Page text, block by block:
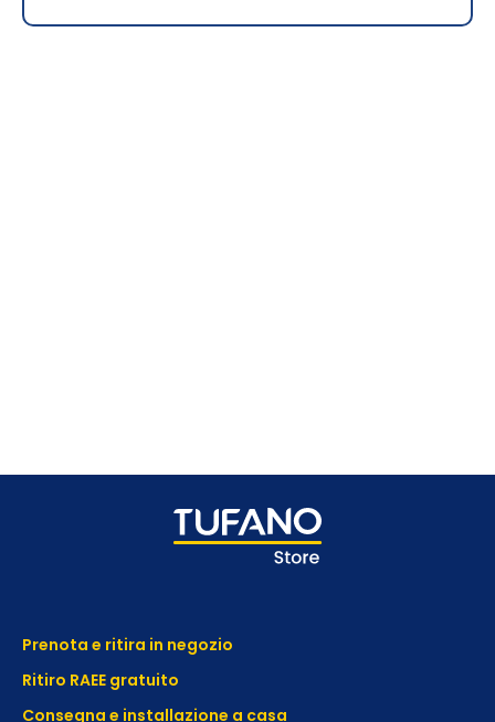
Prenota e ritira in negozio
Ritiro RAEE gratuito
Consegna e installazione a casa